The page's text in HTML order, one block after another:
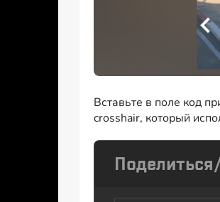
Вставьте в поле код
crosshair, который